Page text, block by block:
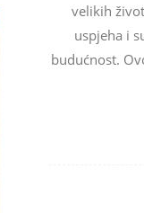
velikih
uspjeha i
budućnost.